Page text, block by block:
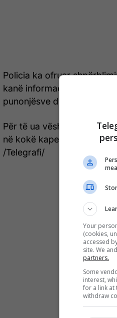
Policia ka ofruar
kanë informacione për
punonjësve dhe dhjetëra
Për të ua vështirësuar
në kokë kapela dhe
/Telegrafi/
Your
(cookies,
accessed
site. We
partners.
Some
interest,
for a link at
withdraw